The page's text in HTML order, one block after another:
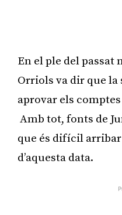
En el ple del passat
Orriols va dir que la
aprovar els comptes
Amb tot, fonts de
que és difícil
d’aquesta data.